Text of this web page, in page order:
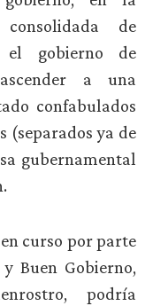
de
el gobierno de
a una
confabulados
(separados ya de
gubernamental
curso por parte
Buen Gobierno,
podría